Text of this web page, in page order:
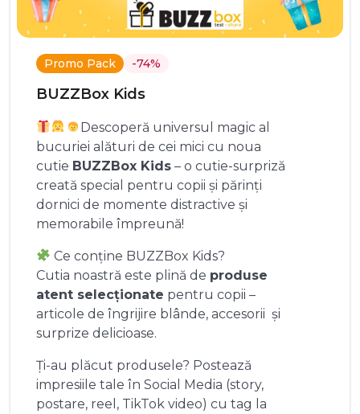
Promo Pack -74%
BUZZBox Kids
Descoperă universul magic al
bucuriei alături de cei mici cu noua
cutie BUZZBox Kids – o cutie-surpriză
creată special pentru copii și părinți
dornici de momente distractive și
memorabile împreună!
Ce conține BUZZBox Kids?
Cutia noastră este plină de produse
atent selecționate pentru copii –
articole de îngrijire blânde, accesorii și
surprize delicioase.
Ți-au plăcut produsele? Postează
impresiile tale în Social Media (story,
postare, reel, TikTok video) cu tag la